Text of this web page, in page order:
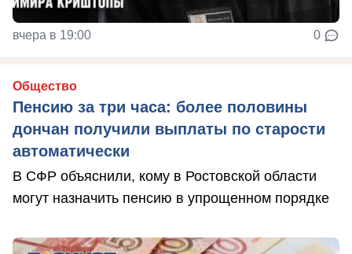
вчера в 19:00 0
Общество
Пенсию за три часа: более половины
дончан получили выплаты по старости
автоматически
В СФР объяснили, кому в Ростовской области
могут назначить пенсию в упрощенном порядке